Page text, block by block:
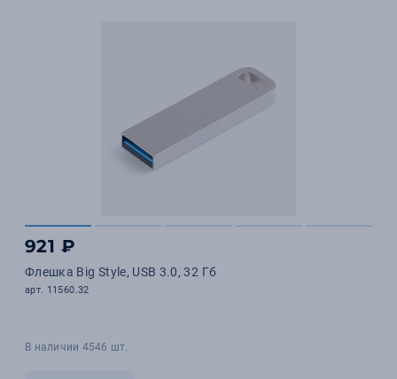
921 ₽
Флешка Big Style, USB 3.0, 32 Гб
арт. 11560.32
В наличии 4546 шт.